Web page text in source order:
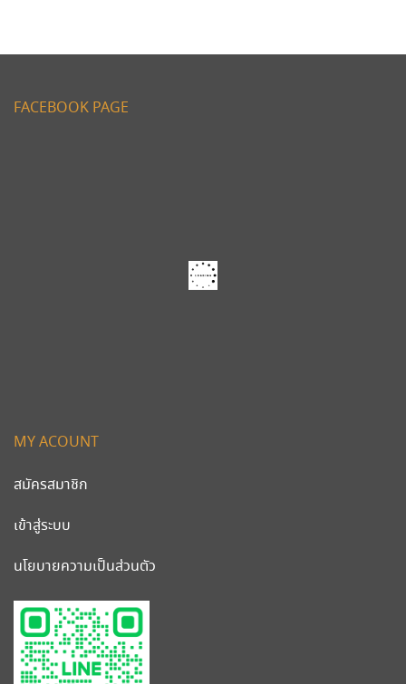
MY ACOUNT
สมัครสมาชิก
เข้าสู่ระบบ
นโยบายความเป็นส่วนตัว
FACEBOOK PAGE